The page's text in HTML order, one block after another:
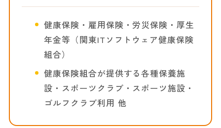
健康保険・雇用保険・労災保険・厚生
年金等（関東ITソフトウェア健康保険
組合）
健康保険組合が提供する各種保養施
設・スポーツクラブ・スポーツ施設・
ゴルフクラブ利用 他